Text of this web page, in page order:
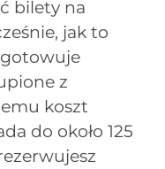
bilety na
jak to
z
koszt
do około 125